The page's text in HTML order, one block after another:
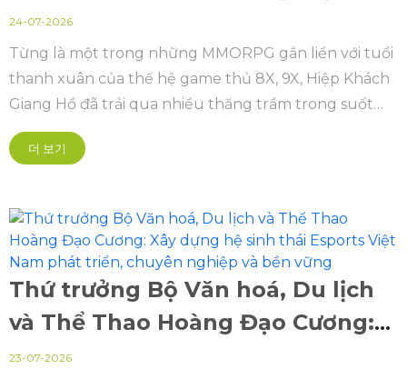
Origin VTC - Hiệp khách PC
24-07-2026
Từng là một trong những MMORPG gắn liền với tuổi
thanh xuân của thế hệ game thủ 8X, 9X, Hiệp Khách
Giang Hồ đã trải qua nhiều thăng trầm trong suốt
hành trình 20 năm tại Việt Nam.
더 보기
Thứ trưởng Bộ Văn hoá, Du lịch
và Thể Thao Hoàng Đạo Cương:
Xây dựng hệ sinh thái Esports
23-07-2026